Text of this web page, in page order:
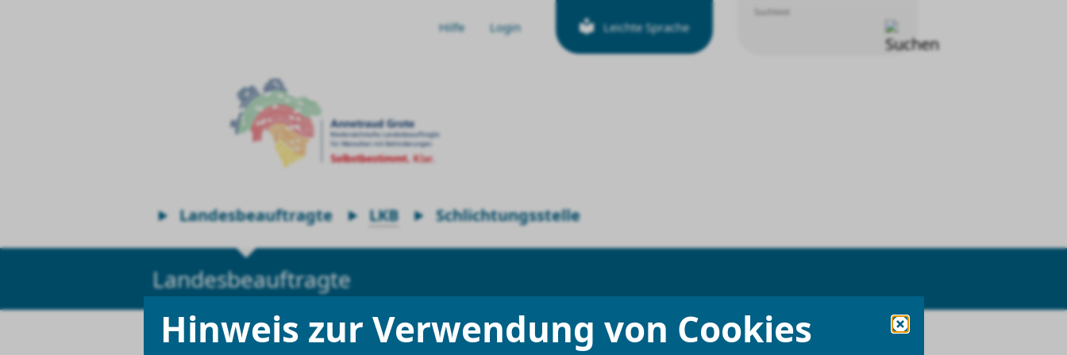
Hinweis zur Verwendung von Cookies
Hilfe Login Leichte Sprache
Suchtext
Landesbeauftragte LKB Schlichtungsstelle
Landesbeauftragte